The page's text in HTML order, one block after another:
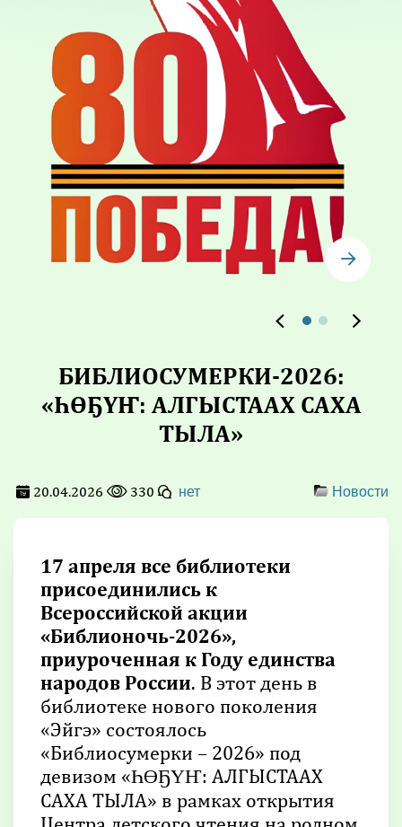
БИБЛИОСУМЕРКИ-2026:
«ҺӨҔҮҤ: АЛГЫСТААХ САХА
ТЫЛА»
20.04.2026 330 нет Новости
17 апреля все библиотеки
присоединились к
Всероссийской акции
«Библионочь-2026»,
приуроченная к Году единства
народов России. В этот день в
библиотеке нового поколения
«Эйгэ» состоялось
«Библиосумерки – 2026» под
девизом «ҺӨҔҮҤ: АЛГЫСТААХ
САХА ТЫЛА» в рамках открытия